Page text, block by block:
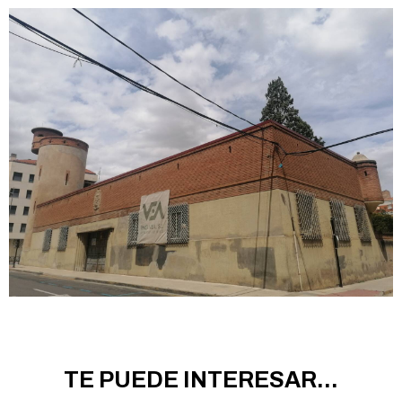
TE PUEDE INTERESAR...